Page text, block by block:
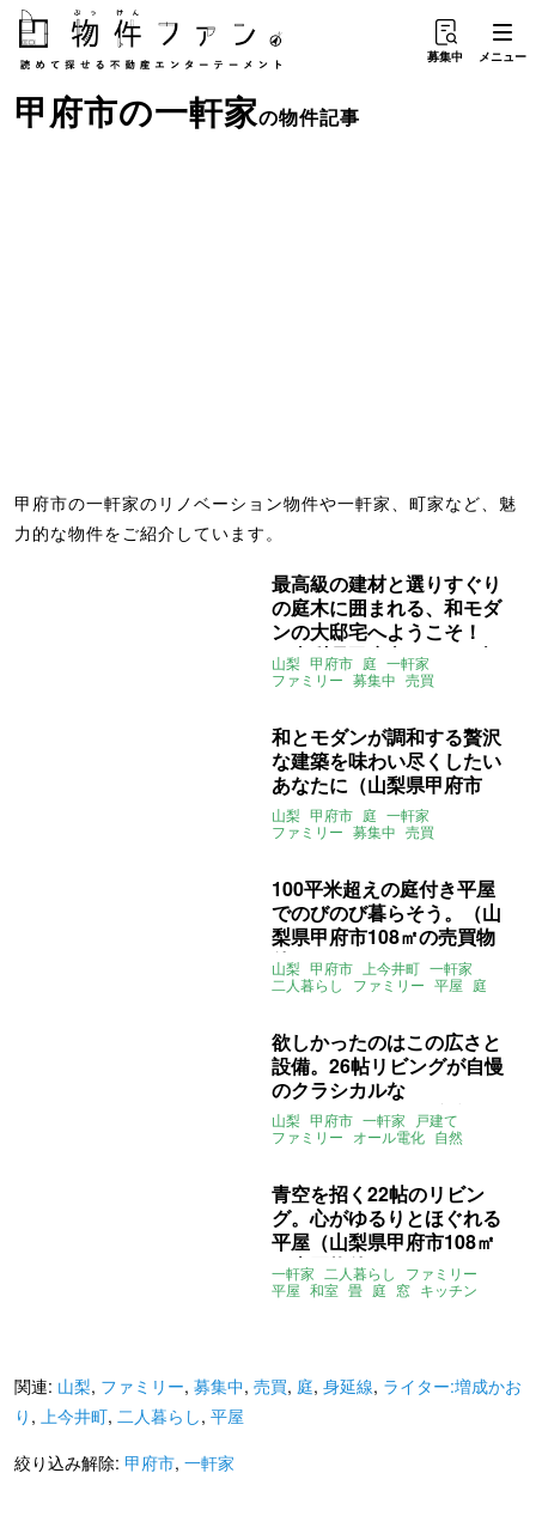
募集中 メニュー
甲府市の一軒家の物件記事
甲府市の一軒家のリノベーション物件や一軒家、町家など、魅
力的な物件をご紹介しています。
最高級の建材と選りすぐり
の庭木に囲まれる、和モダ
ンの大邸宅へようこそ！
（山梨県甲府市220㎡の売
買物件）
山梨 甲府市 庭 一軒家
ファミリー 募集中 売買
和とモダンが調和する贅沢
な建築を味わい尽くしたい
あなたに（山梨県甲府市
220㎡の売買物件）
山梨 甲府市 庭 一軒家
ファミリー 募集中 売買
100平米超えの庭付き平屋
でのびのび暮らそう。（山
梨県甲府市108㎡の売買物
件）
山梨 甲府市 上今井町 一軒家
二人暮らし
ファミリー 平屋 庭
欲しかったのはこの広さと
設備。26帖リビングが自慢
のクラシカルな
3SLDK（山梨県甲府市165
㎡の売買物件）
山梨 甲府市 一軒家
戸建て
ファミリー オール電化 自然
青空を招く22帖のリビン
グ。心がゆるりとほぐれる
平屋（山梨県甲府市108㎡
の売買物件）
一軒家 二人暮らし
ファミリー
平屋 和室 畳 庭 窓 キッチン
関連: 山梨, ファミリー, 募集中, 売買, 庭, 身延線, ライター:増成かお
り , 上今井町, 二人暮らし, 平屋
絞り込み解除: 甲府市, 一軒家